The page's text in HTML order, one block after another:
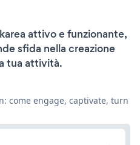
attivo e funzionante,
sfida nella creazione
tua attività.
come engage, captivate, turn